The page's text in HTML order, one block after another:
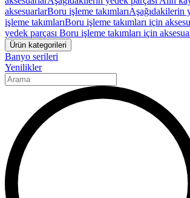
aksesuarlarBoru işleme takımlarıAşağıdakilerin
işleme takımlarıBoru işleme takımları için
yedek parçası Boru işleme takımları için
Ürün kategorileri
Banyo serileri
Yenilikler